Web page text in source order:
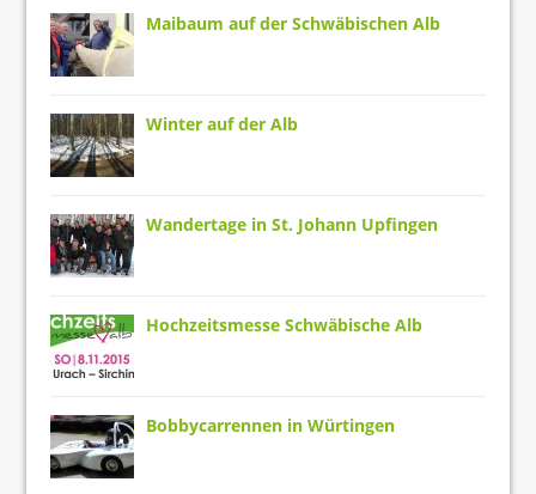
Maibaum auf der Schwäbischen Alb
Winter auf der Alb
Wandertage in St. Johann Upfingen
Hochzeitsmesse Schwäbische Alb
Bobbycarrennen in Würtingen